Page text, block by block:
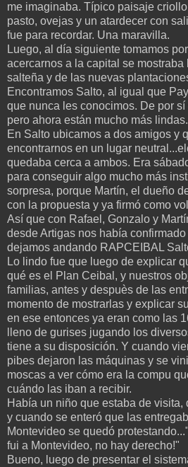
me imaginaba. Típico paisaje
pasto, ovejas y un atardecer con
fue para recordar. Una maravilla.
Luego, al día siguiente tomamos
acercarnos a la capital se mostraba
salteña y de las nuevas
Encontramos Salto, al igual que
que nunca les conocimos. De por
pero ahora están mucho más lindas.
En Salto ubicamos a dos amigos y
encontrarnos en un lugar
quedaba cerca a ambos. Era
para conseguir algo mucho más
sorpresa, porque Martín, el dueño
con la propuesta y ya firmó como
Así que con Rafael, Gonzalo y
desde Artigas nos había
dejamos andando RAPCEIBAL
Lo lindo fue que luego de explicar
qué es el Plan Ceibal, y nuestros
familias, antes y despuès de las
momento de mostrarlas y explicar
en ese entonces ya eran como las
lleno de gurises jugando los
tiene a su disposición. Y cuando
pibes dejaron las máquinas y se
moscas a ver cómo era la compu
cuándo las iban a recibir.
Había un niño que estaba de
y cuando se enteró que las
Montevideo se quedó
fui a Montevideo, no hay derecho!"
Bueno, luego de presentar el